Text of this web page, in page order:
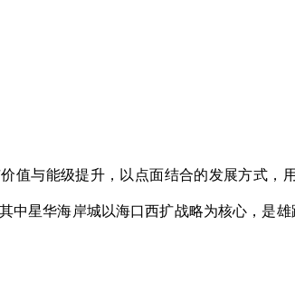
值与能级提升，以点面结合的发展方式，
星华海岸城以海口西扩战略为核心，是